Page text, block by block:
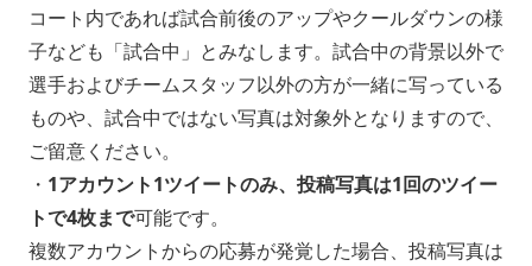
コート内であれば試合前後のアップやクールダウンの様
子なども「試合中」とみなします。試合中の背景以外で
選手およびチームスタッフ以外の方が一緒に写っている
ものや、試合中ではない写真は対象外となりますので、
ご留意ください。
・ 1アカウント1ツイートのみ、投稿写真は1回のツイー
トで4枚まで可能です。
複数アカウントからの応募が発覚した場合、投稿写真は